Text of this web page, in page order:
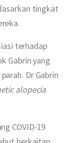
tingkat
terhadap
Gabrin yang
Dr Gabrin
alopecia
COVID-19